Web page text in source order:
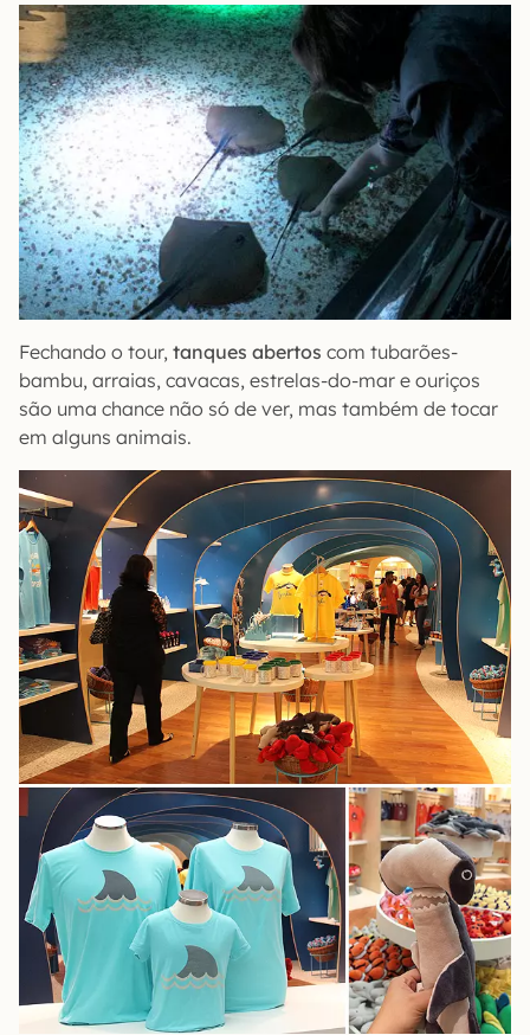
Fechando o tour, tanques abertos com tubarões-
bambu, arraias, cavacas, estrelas-do-mar e ouriços
são uma chance não só de ver, mas também de tocar
em alguns animais.